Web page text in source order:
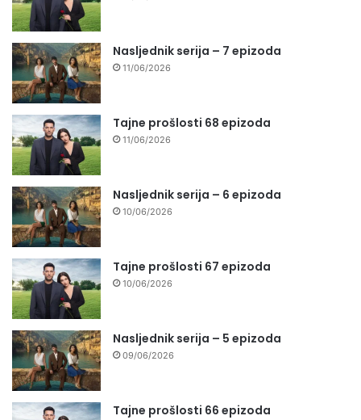
Nasljednik serija – 7 epizoda
11/06/2026
Tajne prošlosti 68 epizoda
11/06/2026
Nasljednik serija – 6 epizoda
10/06/2026
Tajne prošlosti 67 epizoda
10/06/2026
Nasljednik serija – 5 epizoda
09/06/2026
Tajne prošlosti 66 epizoda